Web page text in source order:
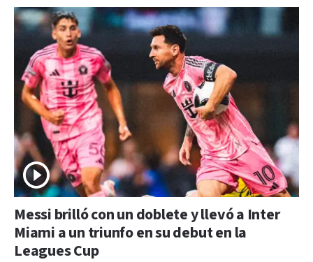
Messi brilló con un doblete y llevó a Inter
Miami a un triunfo en su debut en la
Leagues Cup